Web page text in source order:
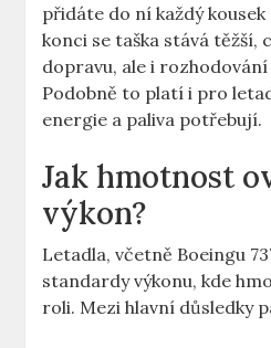
přidáte do ní‌ každý
konci se taška stává těžší,
⁤dopravu, ale i
Podobně⁣ to platí i ‍pro
energie a paliva potřebují.
Jak hmotnost
výkon?
Letadla, včetně Boeingu
standardy výkonu, kde
roli. Mezi hlavní důsledky